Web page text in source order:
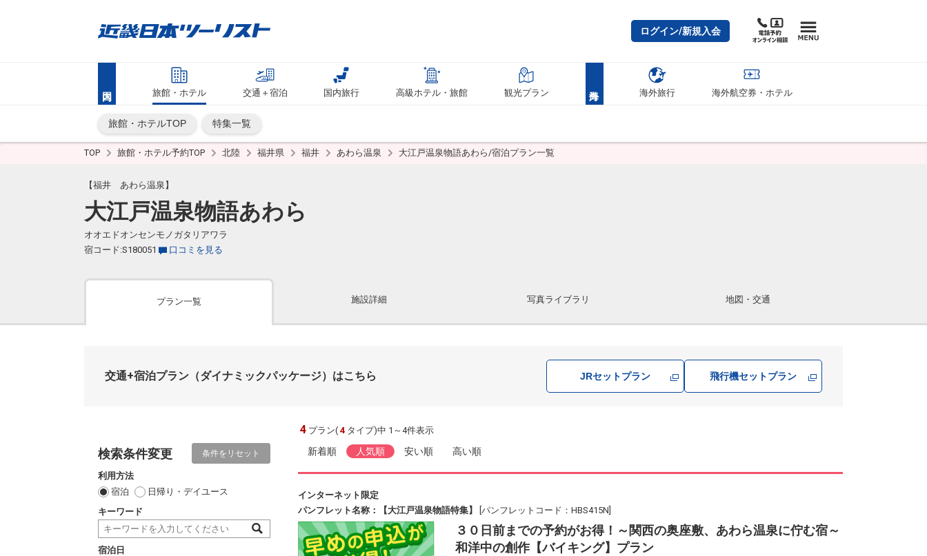
ログイン/新規入会
旅館・ホテル 交通＋宿泊 国内旅行 高級ホテル・旅館 観光プラン 海外旅行 海外航空券・ホテル
旅館・ホテルTOP 特集一覧
TOP 旅館・ホテル予約TOP 北陸 福井県 福井 あわら温泉 大江戸温泉物語あわら/宿泊プラン一覧
【福井 あわら温泉】
大江戸温泉物語あわら
オオエドオンセンモノガタリアワラ
宿コード:S180051
口コミを見る
プラン一覧 施設詳細 写真ライブラリ 地図・交通
交通+宿泊プラン （ダイナミックパッケージ）はこちら JRセットプラン 飛行機セットプラン
検索条件変更 条件をリセット
利用方法
宿泊
日帰り・デイユース
キーワード
宿泊日
4 プラン( 4 タイプ)中 1～4件表示
新着順 人気順 安い順 高い順
インターネット限定
パンフレット名称：【大江戸温泉物語特集】
[パンフレットコード：HBS415N]
３０日前までの予約がお得！～関西の奥座敷、あわら温泉に佇む宿～
和洋中の創作【バイキング】プラン